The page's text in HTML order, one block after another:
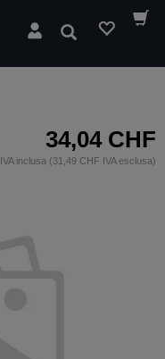
Cerca
34,04 CHF
IVA inclusa (31,49 CHF IVA esclusa)